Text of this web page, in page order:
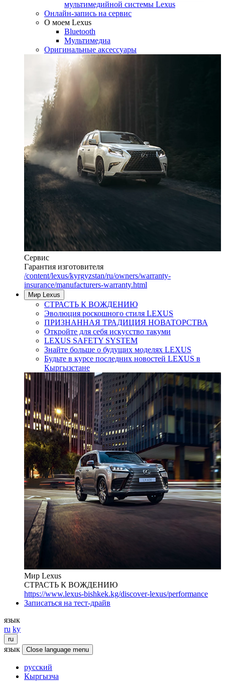
мультимедийной системы Lexus
Онлайн-запись на сервис
O моем Lexus
Bluetooth
Mультимедиа
Оригинальные аксессуары
Сервис
Гарантия изготовителя
/content/lexus/kyrgyzstan/ru/owners/warranty-
insurance/manufacturers-warranty.html
Мир Lexus
СТРАСТЬ К ВОЖДЕНИЮ
Эволюция роскошного стиля LEXUS
ПРИЗНАННАЯ ТРАДИЦИЯ НОВАТОРСТВА
Откройте для себя искусство такуми
LEXUS SAFETY SYSTEM
Знайте больше о будущих моделях LEXUS
Будьте в курсе последних новостей LEXUS в
Кыргызстане
Мир Lexus
СТРАСТЬ К ВОЖДЕНИЮ
https://www.lexus-bishkek.kg/discover-lexus/performance
Записаться на тест-драйв
язык
ru ky
ru
язык Close language menu
русский
Кыргызча